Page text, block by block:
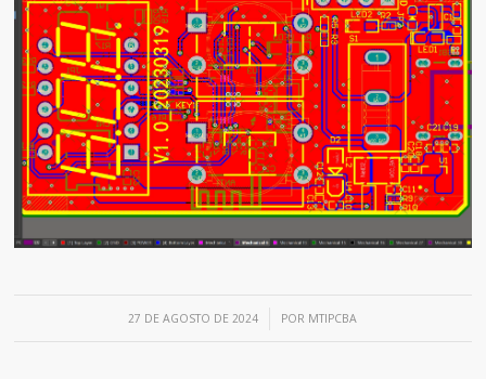
27 DE AGOSTO DE 2024
/ POR MTIPCBA